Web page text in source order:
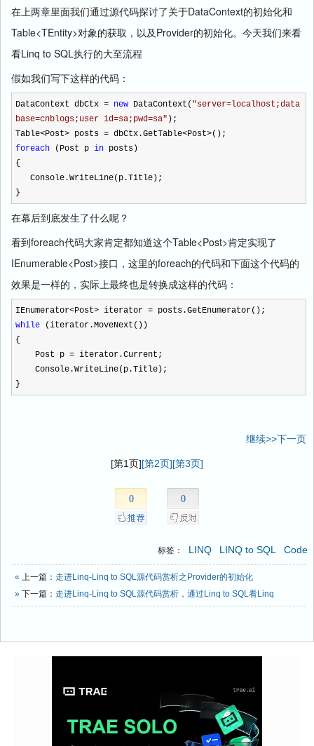
在上两章里面我们通过源代码探讨了关于DataContext的初始化和
Table<TEntity>对象的获取，以及 Provider的初始化。今天我们来看
看Linq to SQL执行的大至流程
假如我们写下这样的代码：
DataContext dbCtx = new DataContext( "server=localhost;data
base=cnblogs;user id=sa;pwd=sa" );
Table<Post> posts = dbCtx.GetTable<Post>();
foreach (Post p in posts)
{
Console.WriteLine(p.Title);
}
在幕后到底发生了什么呢？
看到 foreach代码大家肯定都知道这个Table<Post>肯定实现了
IEnumerable<Post>接口，这里的foreach的代码和下面这个代码的
效果是一样的，实际上最终也是转换成这样的代码：
IEnumerator<Post> iterator = posts.GetEnumerator();
while (iterator.MoveNext())
{
Post p = iterator.Current;
Console.WriteLine(p.Title);
}
继续>>下一页
[第1页][第2页][第3页]
0 0
标签： LINQ LINQ to SQL Code
« 上一篇： 走进Linq-Linq to SQL源代码赏析之Provider的初始化
» 下一篇： 走进Linq-Linq to SQL源代码赏析，通过Linq to SQL看Linq